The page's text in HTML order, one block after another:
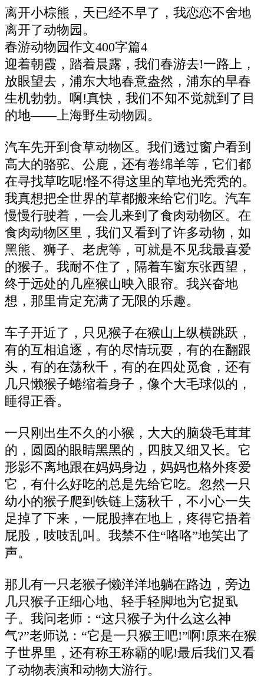
离开小棕熊，天已经不早了，我恋恋不舍地
离开了动物园。
春游动物园作文400字篇4
迎着朝霞，踏着晨露，我们春游去!一路上，
放眼望去，浦东大地春意盎然，浦东的早春
生机勃勃。啊!真快，我们不知不觉就到了目
的地――上海野生动物园。
汽车先开到食草动物区。我们透过窗户看到
高大的骆驼、公鹿，还有卷绵羊等，它们都
在寻找草吃呢!怪不得这里的草地光秃秃的。
我真想把全世界的草都搬来给它们吃。汽车
慢慢行驶着，一会儿来到了食肉动物区。在
食肉动物区里，我们又看到了许多动物，如
黑熊、狮子、老虎等，可就是不见我最喜爱
的猴子。我耐不住了，隔着车窗东张西望，
终于远处的几座猴山映入眼帘。我兴奋地
想，那里肯定充满了无限的乐趣。
车子开近了，只见猴子在猴山上纵横跳跃，
有的互相追逐，有的尽情玩耍，有的在翻跟
头，有的在荡秋千，有的在四处觅食，还有
几只懒猴子蜷缩着身子，像个大毛球似的，
睡得正香。
一只刚出生不久的小猴，大大的脑袋毛茸茸
的，圆圆的眼睛黑黑的，四肢又细又长。它
形影不离地跟在妈妈身边，妈妈也格外疼爱
它，有什么好吃的总是先给它吃。忽然一只
幼小的猴子爬到铁链上荡秋千，不小心一失
足掉了下来，一屁股摔在地上，疼得它捂着
屁股，吱吱乱叫。我禁不住“咯咯”地笑出了
声。
那儿有一只老猴子懒洋洋地躺在路边，旁边
几只猴子正细心地、轻手轻脚地为它捉虱
子。我问老师：“这只猴子为什么这么神
气?”老师说：“它是一只猴王吧!”啊!原来在猴
子世界里，还有称王称霸的呢!最后我们又看
了动物表演和动物大游行。